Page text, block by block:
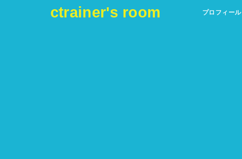
ctrainer's room プロフィール